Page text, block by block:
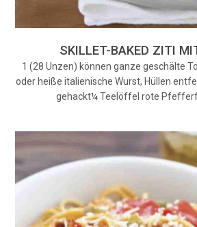
SKILLET-BAKED ZITI
1 (28 Unzen) können ganze geschälte
oder heiße italienische Wurst, Hüllen
gehackt¼ Teelöffel rote